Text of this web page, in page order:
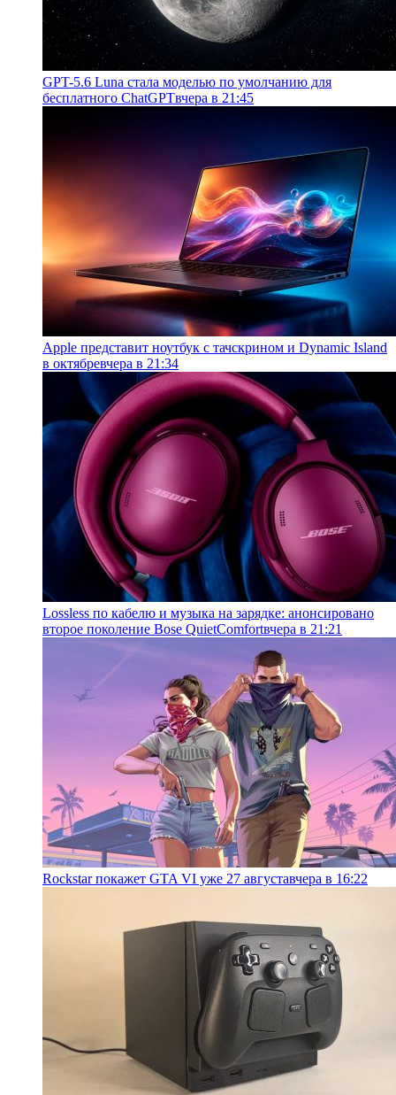
GPT-5.6 Luna стала моделью по умолчанию для
бесплатного ChatGPTвчера в 21:45
Apple представит ноутбук с тачскрином и Dynamic Island
в октябревчера в 21:34
Lossless по кабелю и музыка на зарядке: анонсировано
второе поколение Bose QuietComfortвчера в 21:21
Rockstar покажет GTA VI уже 27 августавчера в 16:22